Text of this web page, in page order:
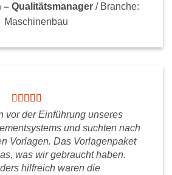
Qualitätsmanager / Branche:
Maschinenbau
vor der Einführung unseres
und suchten nach
Vorlagen. Das Vorlagenpaket
was wir gebraucht haben.
hilfreich waren die